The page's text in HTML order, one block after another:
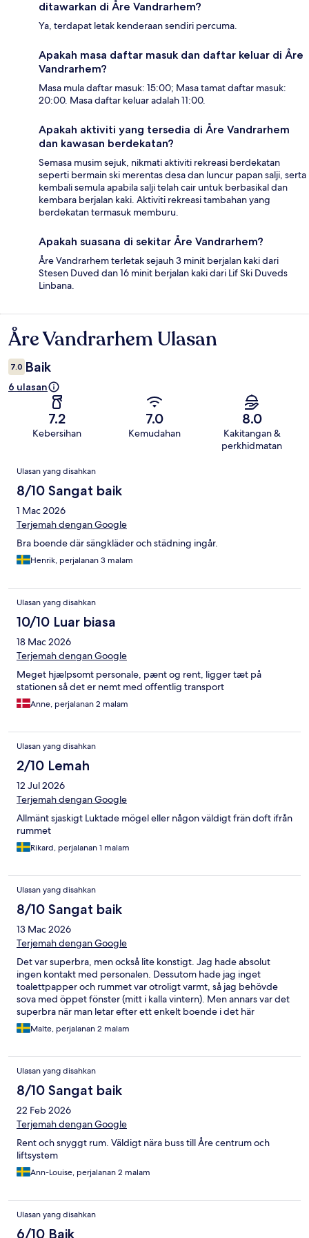
ditawarkan di Åre Vandrarhem?
Ya, terdapat letak kenderaan sendiri percuma.
Apakah masa daftar masuk dan daftar keluar di Åre
Vandrarhem?
Masa mula daftar masuk: 15:00; Masa tamat daftar masuk:
20:00. Masa daftar keluar adalah 11:00.
Apakah aktiviti yang tersedia di Åre Vandrarhem
dan kawasan berdekatan?
Semasa musim sejuk, nikmati aktiviti rekreasi berdekatan
seperti bermain ski merentas desa dan luncur papan salji, serta
kembali semula apabila salji telah cair untuk berbasikal dan
kembara berjalan kaki. Aktiviti rekreasi tambahan yang
berdekatan termasuk memburu.
Apakah suasana di sekitar Åre Vandrarhem?
Åre Vandrarhem terletak sejauh 3 minit berjalan kaki dari
Stesen Duved dan 16 minit berjalan kaki dari Lif Ski Duveds
Linbana.
Ulasan
Åre Vandrarhem Ulasan
7.0 Baik
6 ulasan
7.2
Kebersihan
7.0
Kemudahan
8.0
Kakitangan &
perkhidmatan
Ulasan
Ulasan yang disahkan
8/10 Sangat baik
1 Mac 2026
Terjemah dengan Google
Bra boende där sängkläder och städning ingår.
Henrik, perjalanan 3 malam
Ulasan yang disahkan
10/10 Luar biasa
18 Mac 2026
Terjemah dengan Google
Meget hjælpsomt personale, pænt og rent, ligger tæt på
stationen så det er nemt med offentlig transport
Anne, perjalanan 2 malam
Ulasan yang disahkan
2/10 Lemah
12 Jul 2026
Terjemah dengan Google
Allmänt sjaskigt Luktade mögel eller någon väldigt frän doft ifrån
rummet
Rikard, perjalanan 1 malam
Ulasan yang disahkan
8/10 Sangat baik
13 Mac 2026
Terjemah dengan Google
Det var superbra, men också lite konstigt. Jag hade absolut
ingen kontakt med personalen. Dessutom hade jag inget
toalettpapper och rummet var otroligt varmt, så jag behövde
sova med öppet fönster (mitt i kalla vintern). Men annars var det
superbra när man letar efter ett enkelt boende i det här
området.
Malte, perjalanan 2 malam
Ulasan yang disahkan
8/10 Sangat baik
22 Feb 2026
Terjemah dengan Google
Rent och snyggt rum. Väldigt nära buss till Åre centrum och
liftsystem
Ann-Louise, perjalanan 2 malam
Ulasan yang disahkan
6/10 Baik